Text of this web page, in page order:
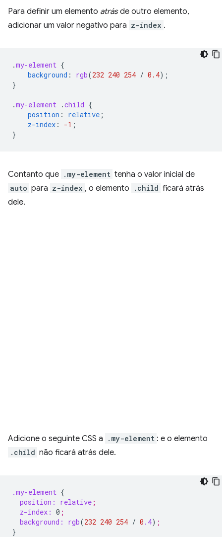
Para definir um elemento atrásde outro elemento,
adicionar um valor negativo para z-index .
.my-element {
background : rgb(232 240 254 / 0.4);
}
.my-element .child {
position : relative ;
z-index : -1 ;
}
Contanto que .my-element tenha o valor inicial de
auto para z-index , o elemento .child ficará atrás
dele.
Adicione o seguinte CSS a .my-element : e o elemento
.child não ficará atrás dele.
.my-element {
position:
relative ;
z-index: 0 ;
background:
rgb(232 240 254 / 0 .4) ;
}